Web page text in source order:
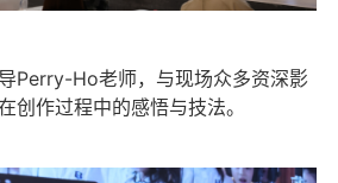
Perry-Ho老师，与现场众多资深影
创作过程中的感悟与技法。